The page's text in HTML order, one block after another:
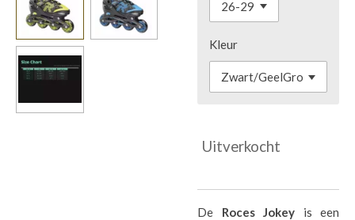
Kleur
Uitverkocht
De Roces Jokey is een